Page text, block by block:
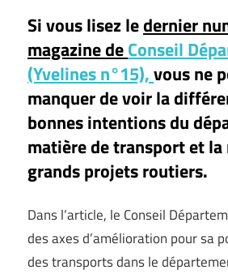
Si vous lisez ledernier
magazine deConseil
(Yvelines n°15),vous ne
manquer de voir la
bonnes intentions du
matière de transport et la
grands projets routiers.
Dans l’article, le Conseil
des axes d’amélioration pour sa
des transports dans le